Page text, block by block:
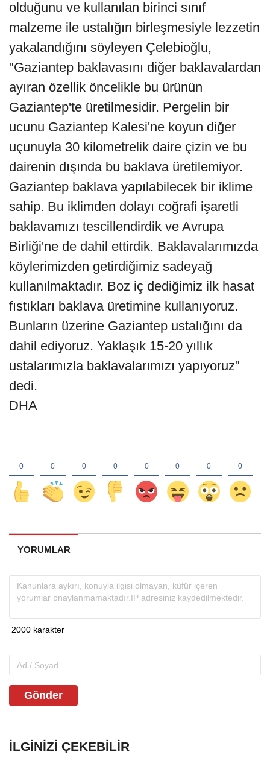
olduğunu ve kullanılan birinci sınıf
malzeme ile ustalığın birleşmesiyle lezzetin
yakalandığını söyleyen Çelebioğlu,
"Gaziantep baklavasını diğer baklavalardan
ayıran özellik öncelikle bu ürünün
Gaziantep'te üretilmesidir. Pergelin bir
ucunu Gaziantep Kalesi'ne koyun diğer
uçunuyla 30 kilometrelik daire çizin ve bu
dairenin dışında bu baklava üretilemiyor.
Gaziantep baklava yapılabilecek bir iklime
sahip. Bu iklimden dolayı coğrafi işaretli
baklavamızı tescillendirdik ve Avrupa
Birliği'ne de dahil ettirdik. Baklavalarımızda
köylerimizden getirdiğimiz sadeyağ
kullanılmaktadır. Boz iç dediğimiz ilk hasat
fıstıkları baklava üretimine kullanıyoruz.
Bunların üzerine Gaziantep ustalığını da
dahil ediyoruz. Yaklaşık 15-20 yıllık
ustalarımızla baklavalarımızı yapıyoruz"
dedi.
DHA
YORUMLAR
Gönder
İLGINIZI ÇEKEBILIR